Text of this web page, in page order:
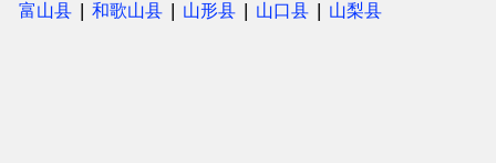
富山县
和歌山县 山形县 山口县 山梨县